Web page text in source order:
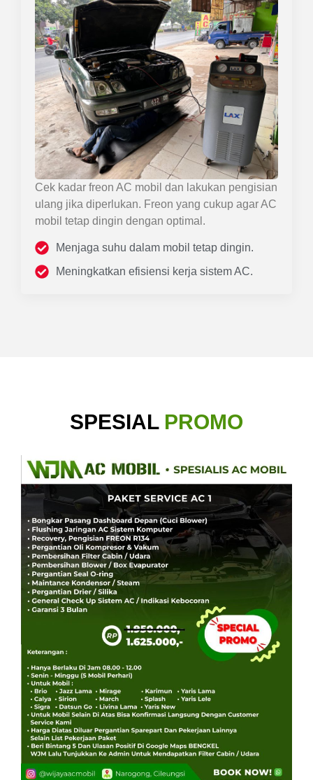
Cek kadar freon AC mobil dan lakukan pengisian
ulang jika diperlukan. Freon yang cukup agar AC
mobil tetap dingin dengan optimal.
Menjaga suhu dalam mobil tetap dingin.
Meningkatkan efisiensi kerja sistem AC.
SPESIAL PROMO